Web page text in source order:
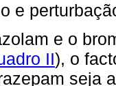
e
e o
II), o
seja